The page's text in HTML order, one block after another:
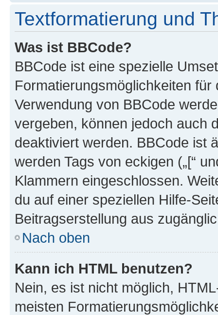
Textformatierung und
Was ist BBCode?
BBCode ist eine spezielle
Formatierungsmöglichkeiten
Verwendung von BBCode
vergeben, können jedoch auch
deaktiviert werden. BBCode ist
werden Tags von eckigen („[“
Klammern eingeschlossen.
du auf einer speziellen Hilfe-
Beitragserstellung aus
Nach oben
Kann ich HTML benutzen?
Nein, es ist nicht möglich,
meisten